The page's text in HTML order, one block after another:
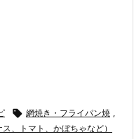
 網焼き・フライパン焼 ,
、トマト、かぼちゃなど）